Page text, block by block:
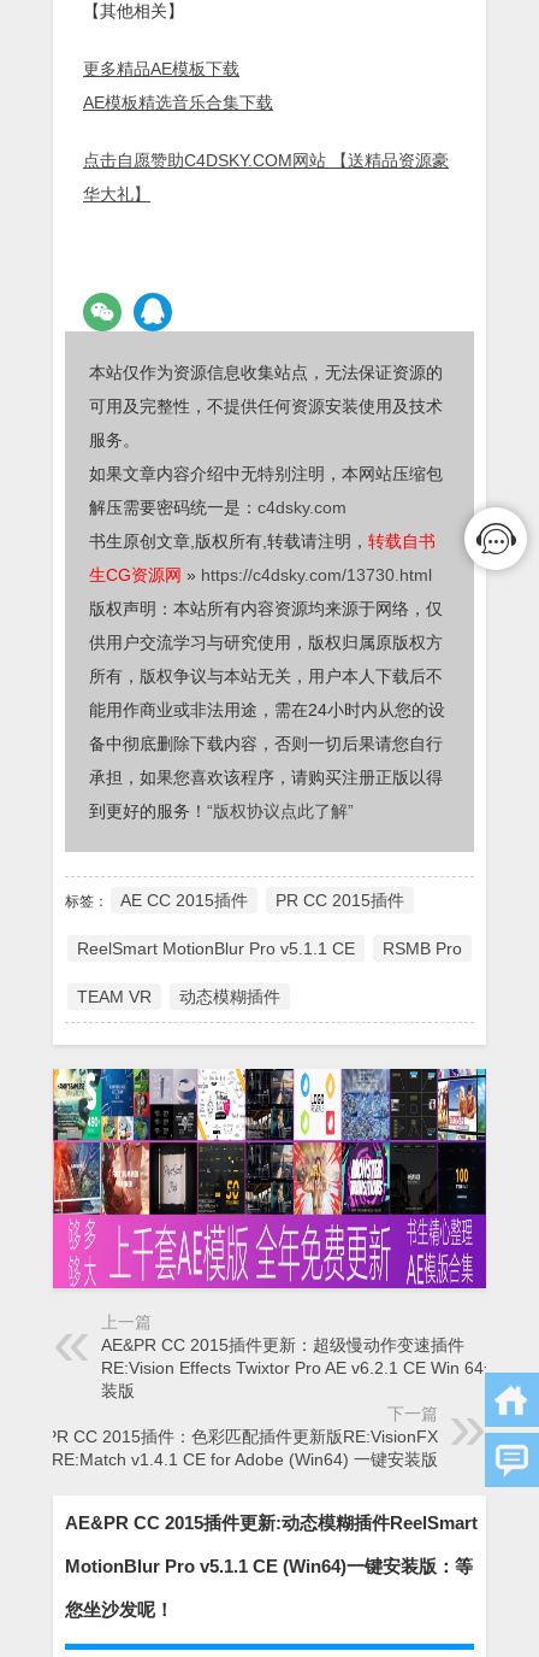
【其他相关】
更多精品AE模板下载
AE模板精选音乐合集下载
点击自愿赞助C4DSKY.COM网站 【送精品资源豪
华大礼】
本站仅作为资源信息收集站点，无法保证资源的
可用及完整性，不提供任何资源安装使用及技术
服务。
如果文章内容介绍中无特别注明，本网站压缩包
解压需要密码统一是： c4dsky.com
书生原创文章,版权所有,转载请注明， 转载自书
生CG资源网 » https://c4dsky.com/13730.html
版权声明：本站所有内容资源均来源于网络，仅
供用户交流学习与研究使用，版权归属原版权方
所有，版权争议与本站无关，用户本人下载后不
能用作商业或非法用途，需在24小时内从您的设
备中彻底删除下载内容，否则一切后果请您自行
承担，如果您喜欢该程序，请购买注册正版以得
到更好的服务！ “版权协议点此了解”
标签： AE CC 2015插件 PR CC 2015插件
ReelSmart MotionBlur Pro v5.1.1 CE RSMB Pro
TEAM VR 动态模糊插件
上一篇
AE&PR CC 2015插件更新：超级慢动作变速插件
RE:Vision Effects Twixtor Pro AE v6.2.1 CE Win 64一键安
装版
下一篇
AE&PR CC 2015插件：色彩匹配插件更新版RE:VisionFX
RE:Match v1.4.1 CE for Adobe (Win64) 一键安装版
AE&PR CC 2015插件更新:动态模糊插件ReelSmart
MotionBlur Pro v5.1.1 CE (Win64)一键安装版：等
您坐沙发呢！